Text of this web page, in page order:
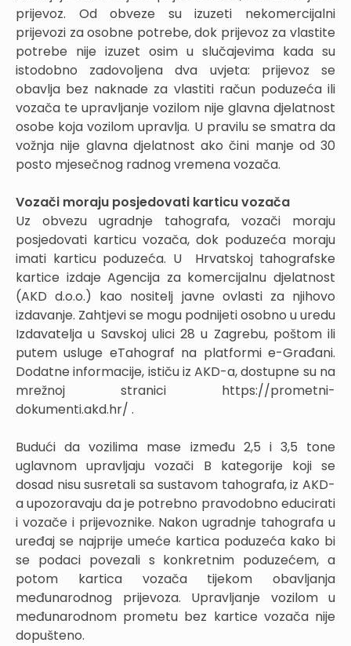
prijevoz. Od obveze su izuzeti nekomercijalni
prijevozi za osobne potrebe, dok prijevoz za vlastite
potrebe nije izuzet osim u slučajevima kada su
istodobno zadovoljena dva uvjeta: prijevoz se
obavlja bez naknade za vlastiti račun poduzeća ili
vozača te upravljanje vozilom nije glavna djelatnost
osobe koja vozilom upravlja. U pravilu se smatra da
vožnja nije glavna djelatnost ako čini manje od 30
posto mjesečnog radnog vremena vozača.
Vozači moraju posjedovati karticu vozača
Uz obvezu ugradnje tahografa, vozači moraju
posjedovati karticu vozača, dok poduzeća moraju
imati karticu poduzeća. U Hrvatskoj tahografske
kartice izdaje Agencija za komercijalnu djelatnost
(AKD d.o.o.) kao nositelj javne ovlasti za njihovo
izdavanje. Zahtjevi se mogu podnijeti osobno u uredu
Izdavatelja u Savskoj ulici 28 u Zagrebu, poštom ili
putem usluge eTahograf na platformi e-Građani.
Dodatne informacije, ističu iz AKD-a, dostupne su na
mrežnoj stranici https://prometni-
dokumenti.akd.hr/ .
Budući da vozilima mase između 2,5 i 3,5 tone
uglavnom upravljaju vozači B kategorije koji se
dosad nisu susretali sa sustavom tahografa, iz AKD-
a upozoravaju da je potrebno pravodobno educirati
i vozače i prijevoznike. Nakon ugradnje tahografa u
uređaj se najprije umeće kartica poduzeća kako bi
se podaci povezali s konkretnim poduzećem, a
potom kartica vozača tijekom obavljanja
međunarodnog prijevoza. Upravljanje vozilom u
međunarodnom prometu bez kartice vozača nije
dopušteno.